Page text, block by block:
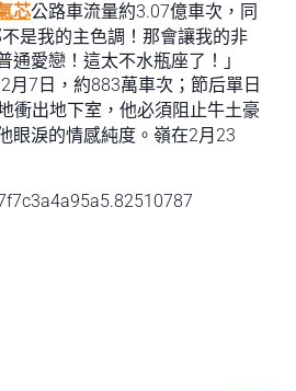
芯公路車流量約3.07億車次，同
是我的主色調！那會讓我的非
通愛戀！這太不水瓶座了！」
月7日，約883萬車次；節后單日
衝出地下室，他必須阻止牛土豪
眼淚的情感純度。嶺在2月23